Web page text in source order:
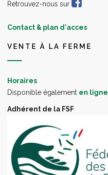
Retrouvez-nous sur
Contact & plan d'acces
VENTE À LA FERME
Horaires
Disponible également en ligne
Adhérent de la FSF